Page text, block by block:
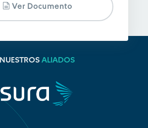
Ver Documento
NUESTROS ALIADOS